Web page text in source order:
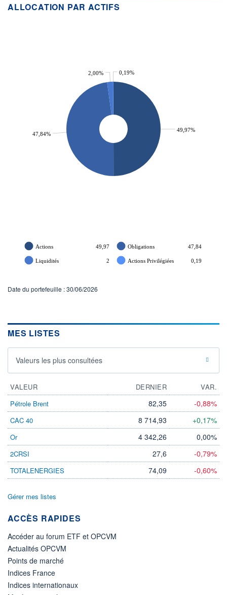
ALLOCATION PAR ACTIFS
49,97%
47,84%
2,00% 0,19%
Actions 49,97 Obligations 47,84
Liquidités 2 Actions Privilégiées 0,19
Date du portefeuille : 30/06/2026
MES LISTES
Valeurs les plus consultées
VALEUR DERNIER
VAR.
Pétrole Brent
82,35 -0,88%
CAC 40 8 714,93 +0,17%
Or 4 342,26 0,00%
2CRSI 27,6 -0,79%
TOTALENERGIES 74,09 -0,60%
Gérer mes listes
ACCÈS RAPIDES
Accéder au forum ETF et OPCVM
Actualités OPCVM
Points de marché
Indices France
Indices internationaux